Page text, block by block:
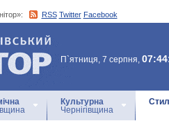
RSS Twitter Facebook
П`ятниця, 7 серпня,
Культурна
Чернігівщина